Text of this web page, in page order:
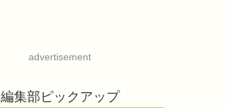
advertisement
編集部ピックアップ